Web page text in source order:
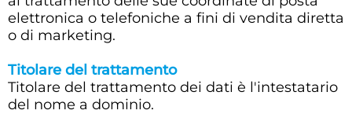
elettronica o telefoniche a fini di vendita diretta
o di marketing.
Titolare del trattamento
Titolare del trattamento dei dati è l'intestatario
del nome a dominio.